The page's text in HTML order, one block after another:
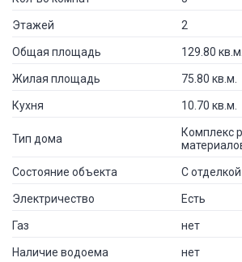
Этажей 2
Общая площадь 129.80 кв.м.
Жилая площадь 75.80 кв.м.
Кухня 10.70 кв.м.
Тип дома
Комплекс
Состояние объекта С отделкой
Электричество Есть
Газ нет
Наличие водоема нет